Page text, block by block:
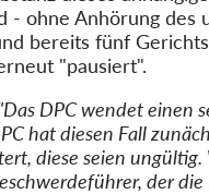
- ohne Anhörung des
bereits fünf
"pausiert".
DPC wendet einen
hat diesen Fall
diese seien
der